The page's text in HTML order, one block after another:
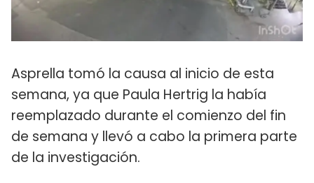
Asprella tomó la causa al inicio de esta
semana, ya que Paula Hertrig la había
reemplazado durante el comienzo del fin
de semana y llevó a cabo la primera parte
de la investigación.